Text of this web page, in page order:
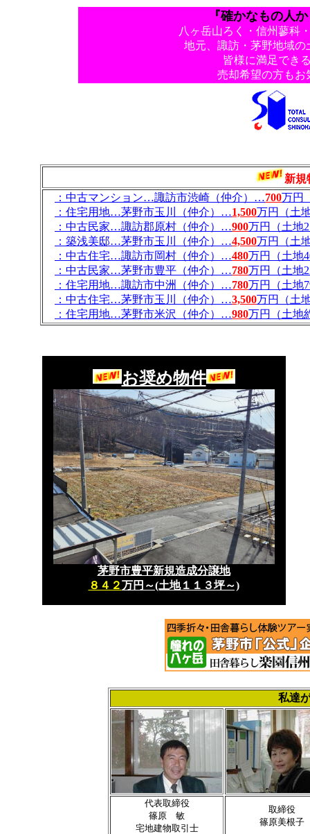
『確かなもの人
八ヶ岳山ろく・信州蓼科
地元、諏訪・茅野地域
皆様に満足でき
売却希望の方もお
新規
：中古マンション…諏訪市渋崎（仲介）…700万円
：住宅用地…茅野市玉川（仲介）…1,500万円（土
：中古民家…諏訪郡原村（仲介）…900万円（土地
：築浅美邸…茅野市玉川（仲介）…4,500万円（土
：中古住宅…諏訪市岡村（仲介）…480万円（土地
：中古民家…茅野市豊平（仲介）…780万円（土地
：住宅用地…諏訪市中洲（仲介）…780万円（土地
：中古住宅…茅野市玉川（仲介）…3,500万円（土
：住宅用地…茅野市米沢（仲介）…980万円（土地
お奨め物件
茅野市豊平新規造成分譲地
８４２万円～(土地１１３坪～)
私達
代表取締役
篠原 敏
宅地建物取引士
取締役
篠原美根子